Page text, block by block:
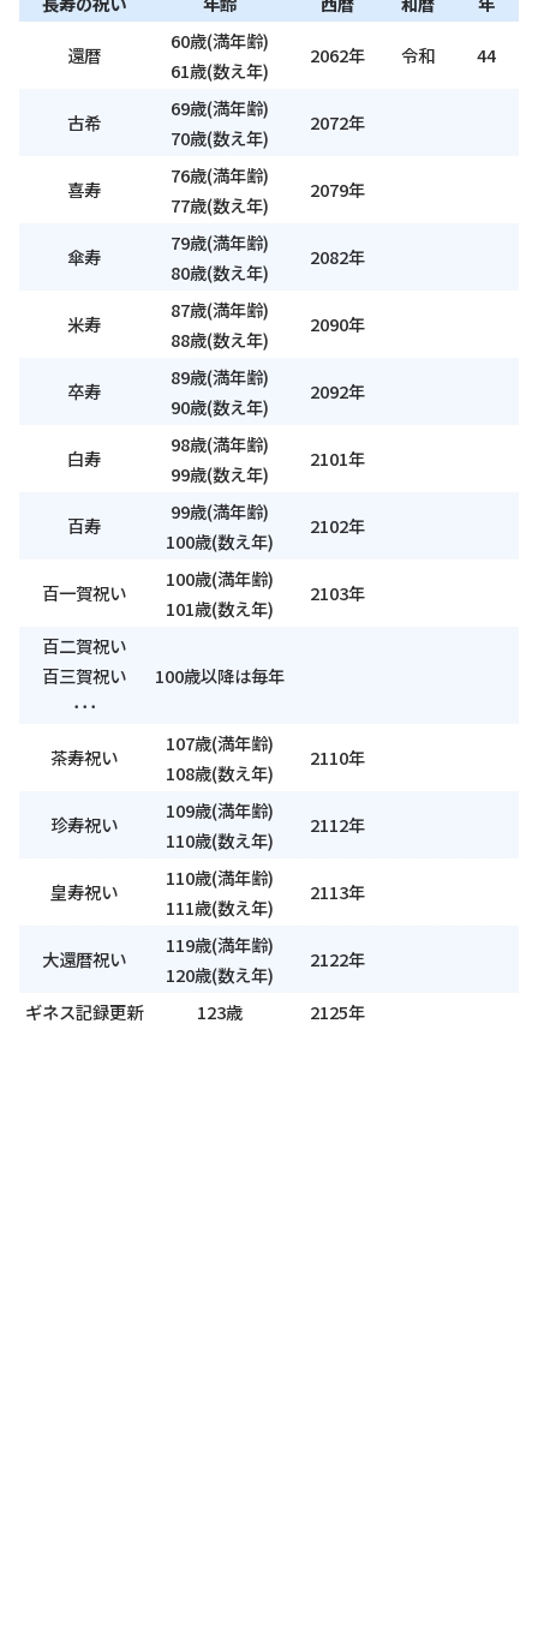
還暦
60歳(満年齢)
61歳(数え年)
2062年 令和 44
古希
69歳(満年齢)
70歳(数え年)
2072年
喜寿
76歳(満年齢)
77歳(数え年)
2079年
傘寿
79歳(満年齢)
80歳(数え年)
2082年
米寿
87歳(満年齢)
88歳(数え年)
2090年
卒寿
89歳(満年齢)
90歳(数え年)
2092年
白寿
98歳(満年齢)
99歳(数え年)
2101年
百寿
99歳(満年齢)
100歳(数え年)
2102年
百一賀祝い
100歳(満年齢)
101歳(数え年)
2103年
百二賀祝い
百三賀祝い
･･･
100歳以降は毎年
茶寿祝い
107歳(満年齢)
108歳(数え年)
2110年
珍寿祝い
109歳(満年齢)
110歳(数え年)
2112年
皇寿祝い
110歳(満年齢)
111歳(数え年)
2113年
大還暦祝い
119歳(満年齢)
120歳(数え年)
2122年
ギネス記録更新 123歳 2125年